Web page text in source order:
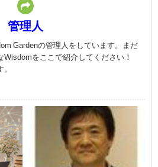
管理人
Gardenの管理人をしています。まだ
をここで紹介してください！